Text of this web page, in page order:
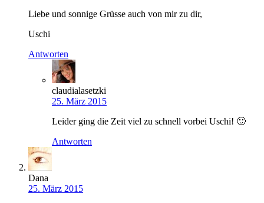
Liebe und sonnige Grüsse auch von mir zu dir,
Uschi
Antworten
claudialasetzki
25. März 2015
Leider ging die Zeit viel zu schnell vorbei Uschi! 🙂
Antworten
Dana
25. März 2015